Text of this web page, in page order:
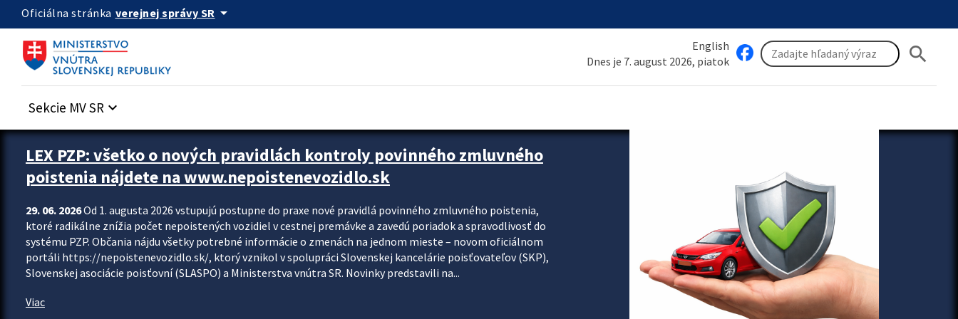
Preskocit na hlavný obsah
Oficiálna stránka verejnej správy SR arrow_drop_down
English
Dnes je 7. august 2026, piatok
search
Sekcie MV SR keyboard_arrow_down
Zastavit automatický posun upútavok
LEX PZP: všetko o nových pravidlách kontroly povinného zmluvného
poistenia nájdete na www.nepoistenevozidlo.sk
29. 06. 2026Od 1. augusta 2026 vstupujú postupne do praxe nové pravidlá povinného zmluvného poistenia,
ktoré radikálne znížia počet nepoistených vozidiel v cestnej premávke a zavedú poriadok a spravodlivosť do
systému PZP. Občania nájdu všetky potrebné informácie o zmenách na jednom mieste – novom oficiálnom
portáli https://nepoistenevozidlo.sk/, ktorý vznikol v spolupráci Slovenskej kancelárie poisťovateľov (SKP),
Slovenskej asociácie poisťovní (SLASPO) a Ministerstva vnútra SR. Novinky predstavili na...
Viac